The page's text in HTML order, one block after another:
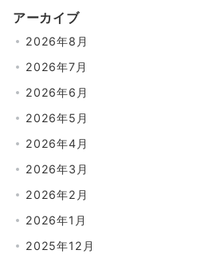
アーカイブ
2026年8月
2026年7月
2026年6月
2026年5月
2026年4月
2026年3月
2026年2月
2026年1月
2025年12月